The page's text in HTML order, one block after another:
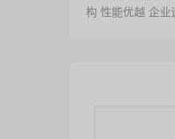
构 性能优越 企业